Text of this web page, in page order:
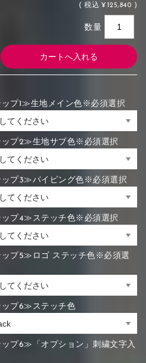
(税込 ¥125,840 )
数量
プ1≫生地メイン色※必須選択
プ2≫生地サブ色※必須選択
プ3≫パイピング色※必須選択
プ4≫ステッチ色※必須選択
プ5≫ロゴ ステッチ色※必須選
プ6≫ステッチ色
プ6≫「オプション」刺繍文字入